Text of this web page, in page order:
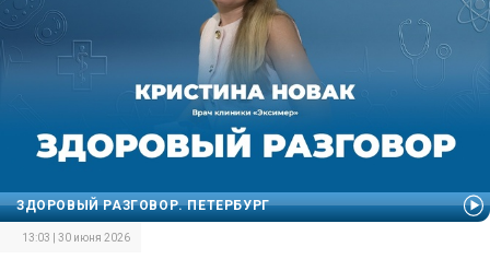
ЗДОРОВЫЙ РАЗГОВОР. ПЕТЕРБУРГ
13:03 | 30 июня 2026